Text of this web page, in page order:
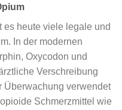
es heute viele legale und
In der modernen
Oxycodon und
Verschreibung
Überwachung verwendet
Schmerzmittel wie